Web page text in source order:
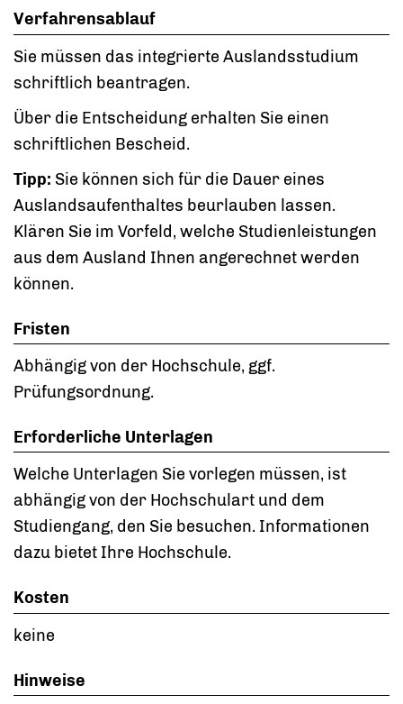
Verfahrensablauf
Sie müssen das integrierte Auslandsstudium
schriftlich beantragen.
Über die Entscheidung erhalten Sie einen
schriftlichen Bescheid.
Tipp: Sie können sich für die Dauer eines
Auslandsaufenthaltes beurlauben lassen.
Klären Sie im Vorfeld, welche Studienleistungen
aus dem Ausland Ihnen angerechnet werden
können.
Fristen
Abhängig von der Hochschule, ggf.
Prüfungsordnung.
Erforderliche Unterlagen
Welche Unterlagen Sie vorlegen müssen, ist
abhängig von der Hochschulart und dem
Studiengang, den Sie besuchen. Informationen
dazu bietet Ihre Hochschule.
Kosten
keine
Hinweise